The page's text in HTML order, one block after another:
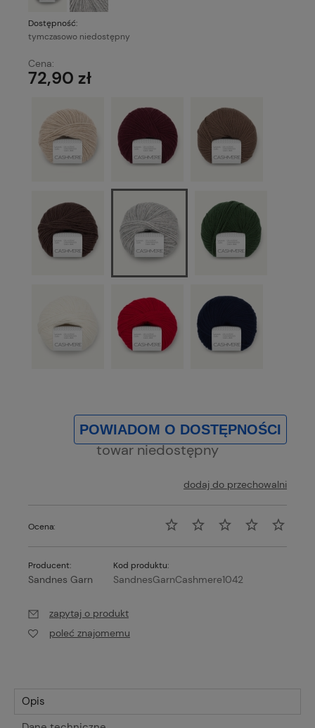
Dostępność:
tymczasowo niedostępny
Cena:
72,90 zł
POWIADOM O DOSTĘPNOŚCI
towar niedostępny
dodaj do przechowalni
Ocena:
Producent:
Sandnes Garn
Kod produktu:
SandnesGarnCashmere1042
zapytaj o produkt
poleć znajomemu
Opis